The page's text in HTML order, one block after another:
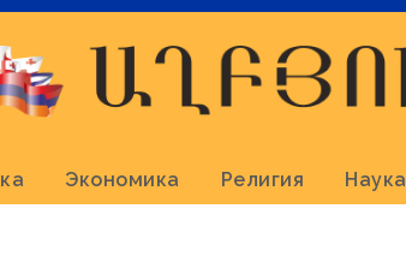
Экономика Религия Наука